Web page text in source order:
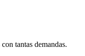
tantas demandas.